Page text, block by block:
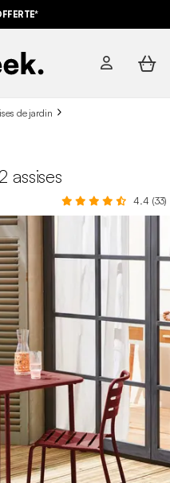
de jardin
assises
4.4 (33)